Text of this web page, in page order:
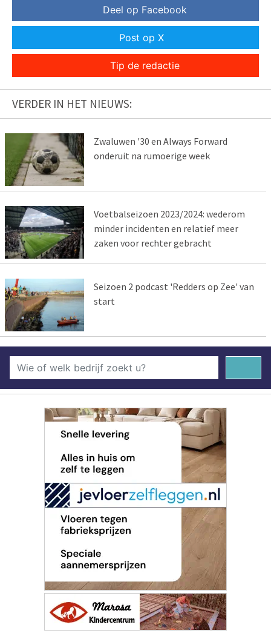
Deel op Facebook
Post op X
Tip de redactie
VERDER IN HET NIEUWS:
Zwaluwen '30 en Always Forward
onderuit na rumoerige week
Voetbalseizoen 2023/2024: wederom
minder incidenten en relatief meer
zaken voor rechter gebracht
Seizoen 2 podcast 'Redders op Zee' van
start